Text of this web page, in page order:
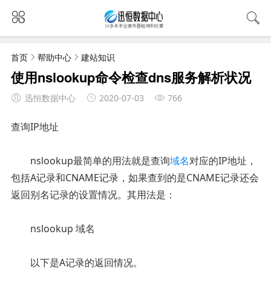
首页 帮助中心 建站知识
使用nslookup命令检查dns服务解析状况
迅恒数据中心 2020-07-03 766
查询IP地址
nslookup最简单的用法就是查询域名对应的IP地址，
包括A记录和CNAME记录，如果查到的是CNAME记录还会
返回别名记录的设置情况。其用法是：
nslookup 域名
以下是A记录的返回情况。